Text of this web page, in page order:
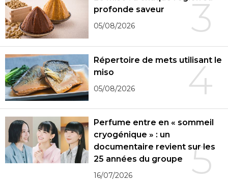
3
profonde saveur
05/08/2026
4
Répertoire de mets utilisant le
miso
05/08/2026
5
Perfume entre en « sommeil
cryogénique » : un
documentaire revient sur les
25 années du groupe
16/07/2026